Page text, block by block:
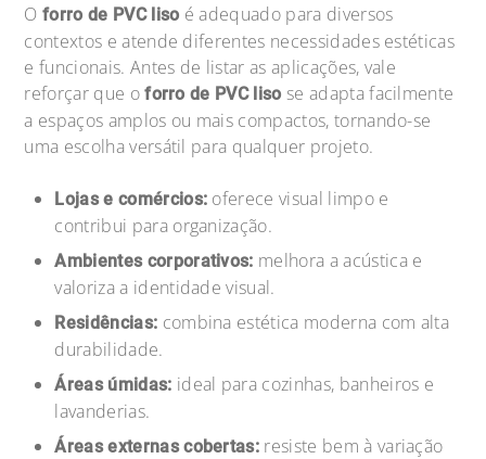
O forro de PVC liso é adequado para diversos
contextos e atende diferentes necessidades estéticas
e funcionais. Antes de listar as aplicações, vale
reforçar que oforro de PVC liso se adapta facilmente
a espaços amplos ou mais compactos, tornando-se
uma escolha versátil para qualquer projeto.
Lojas e comércios: oferece visual limpo e
contribui para organização.
Ambientes corporativos: melhora a acústica e
valoriza a identidade visual.
Residências: combina estética moderna com alta
durabilidade.
Áreas úmidas: ideal para cozinhas, banheiros e
lavanderias.
Áreas externas cobertas: resiste bem à variação